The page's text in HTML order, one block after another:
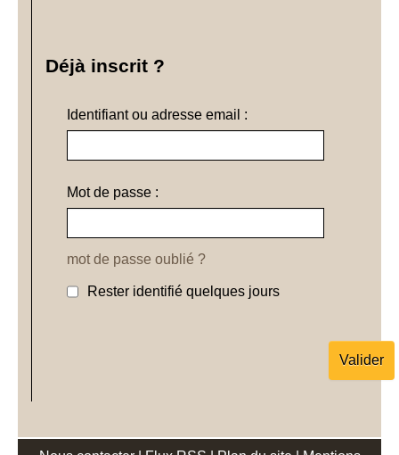
Déjà inscrit ?
Identifiant ou adresse email :
Mot de passe :
mot de passe oublié ?
Rester identifié quelques jours